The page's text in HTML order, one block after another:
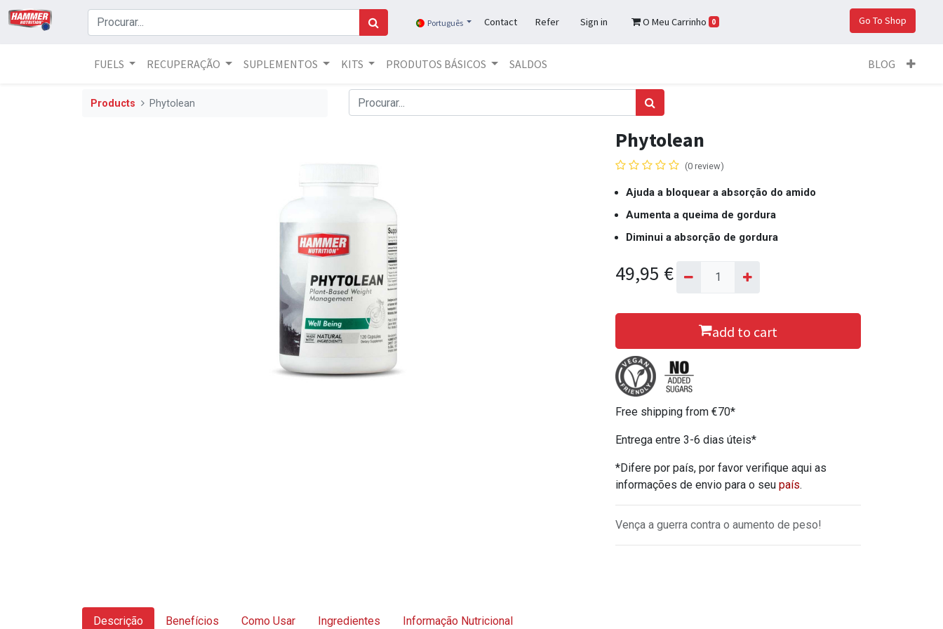
Português Contact Refer Sign in O Meu Carrinho 0 Go To Shop
FUELS RECUPERAÇÃO SUPLEMENTOS KITS PRODUTOS BÁSICOS SALDOS BLOG
Products Phytolean
Phytolean
(0 review)
Ajuda a bloquear a absorção do amido
Aumenta a queima de gordura
Diminui a absorção de gordura
49,95 €
add to cart
Free shipping from €70*
Entrega entre 3-6 dias úteis*
*Difere por país, por favor verifique aqui as
informações de envio para o seu país.
Vença a guerra contra o aumento de peso!
Descrição Benefícios Como Usar Ingredientes Informação Nutricional